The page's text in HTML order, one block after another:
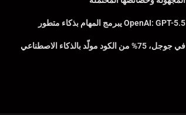
OpenAI: GPT-5.5 يبرمج المهام بذكاء متطور
في جوجل، 75% من الكود مولّد بالذكاء الاصطناعي